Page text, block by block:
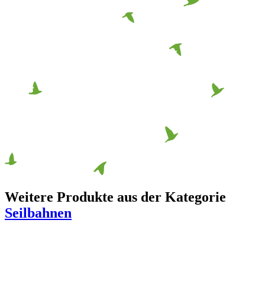
Weitere Produkte aus der Kategorie
Seilbahnen